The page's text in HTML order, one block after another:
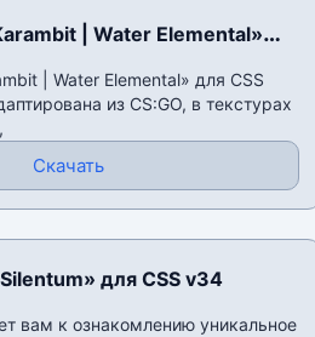
| Water Elemental»
| Water Elemental» для CSS
из CS:GO, в текстурах
Скачать
для CSS v34
вам к ознакомлению уникальное